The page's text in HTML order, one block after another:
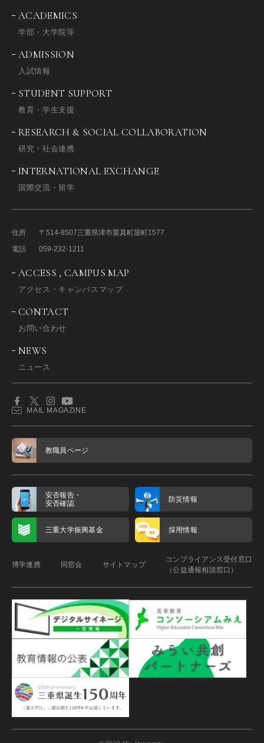
ACADEMICS
学部・大学院等
ADMISSION
入試情報
STUDENT SUPPORT
教育・学生支援
RESEARCH & SOCIAL COLLABORATION
研究・社会連携
INTERNATIONAL EXCHANGE
国際交流・留学
住所 〒514-8507三重県津市栗真町屋町1577
電話
059-232-1211
ACCESS , CAMPUS MAP
アクセス・キャンパスマップ
CONTACT
お問い合わせ
NEWS
ニュース
MAIL MAGAZINE
教職員ページ
安否報告・
安否確認
防災情報
三重大学振興基金 採用情報
博学連携 同窓会 サイトマップ
コンプライアンス受付窓口
（公益通報相談窓口）